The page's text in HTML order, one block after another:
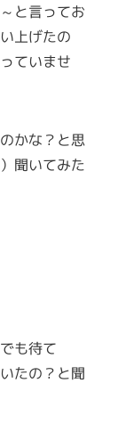
と言ってお
上げたの
ていませ
かな？と思
聞いてみた
も待て
たの？と聞